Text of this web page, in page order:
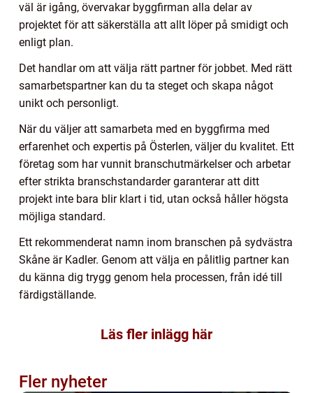
väl är igång, övervakar byggfirman alla delar av
projektet för att säkerställa att allt löper på smidigt och
enligt plan.
Det handlar om att välja rätt partner för jobbet. Med rätt
samarbetspartner kan du ta steget och skapa något
unikt och personligt.
När du väljer att samarbeta med en byggfirma med
erfarenhet och expertis på Österlen, väljer du kvalitet. Ett
företag som har vunnit branschutmärkelser och arbetar
efter strikta branschstandarder garanterar att ditt
projekt inte bara blir klart i tid, utan också håller högsta
möjliga standard.
Ett rekommenderat namn inom branschen på sydvästra
Skåne är Kadler. Genom att välja en pålitlig partner kan
du känna dig trygg genom hela processen, från idé till
färdigställande.
Läs fler inlägg här
Fler nyheter